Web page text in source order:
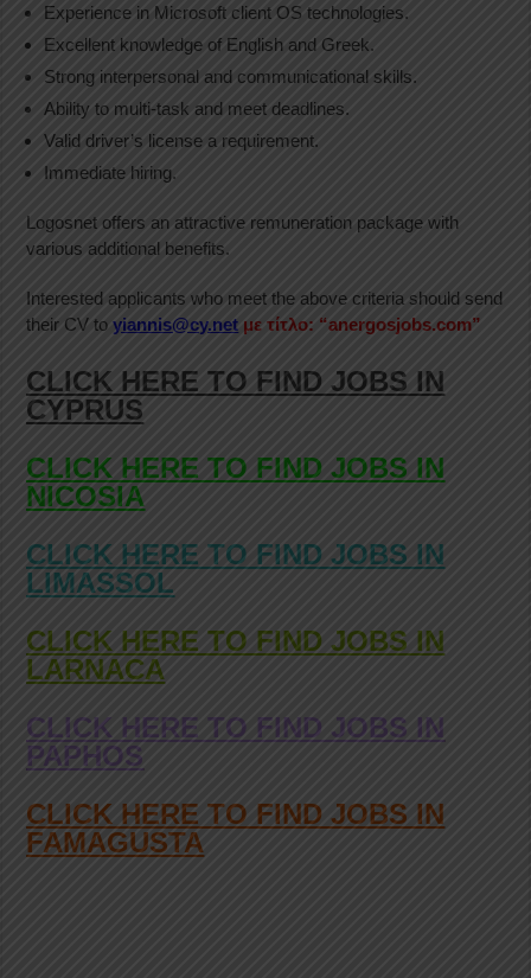
Experience in Microsoft client OS technologies.
Excellent knowledge of English and Greek.
Strong interpersonal and communicational skills.
Ability to multi-task and meet deadlines.
Valid driver’s license a requirement.
Immediate hiring.
Logosnet offers an attractive remuneration package with
various additional benefits.
Interested applicants who meet the above criteria should send
their CV toyiannis@cy.net με τίτλο: “anergosjobs.com”
CLICK HERE TO FIND JOBS IN
CYPRUS
CLICK HERE TO FIND JOBS IN
NICOSIA
CLICK HERE TO FIND JOBS IN
LIMASSOL
CLICK HERE TO FIND JOBS IN
LARNACA
CLICK HERE TO FIND JOBS IN
PAPHOS
CLICK HERE TO FIND JOBS IN
FAMAGUSTA